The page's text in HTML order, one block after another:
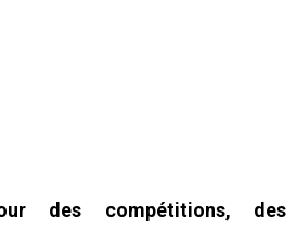
des compétitions, des